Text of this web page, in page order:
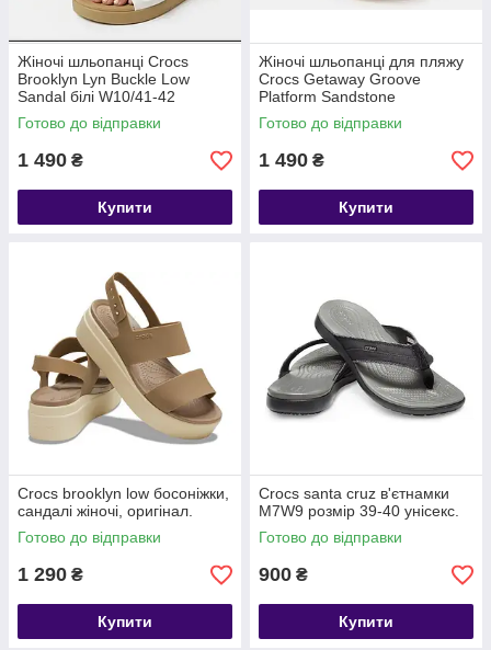
Жіночі шльопанці Crocs
Brooklyn Lyn Buckle Low
Sandal білі W10/41-42
Готово до відправки
1 490 ₴
Купити
Жіночі шльопанці для пляжу
Crocs Getaway Groove
Platform Sandstone
Готово до відправки
1 490 ₴
Купити
Crocs brooklyn low босоніжки,
сандалі жіночі, оригінал.
Готово до відправки
1 290 ₴
Купити
Crocs santa cruz в'єтнамки
М7W9 розмір 39-40 унісекс.
Готово до відправки
900 ₴
Купити